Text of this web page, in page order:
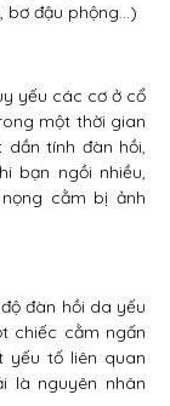
bơ đậu phộng…)
yếu các cơ ở cổ
một thời gian
tính đàn hồi,
bạn ngồi nhiều,
cằm bị ảnh
đàn hồi da yếu
chiếc cằm ngấn
yếu tố liên quan
là nguyên nhân